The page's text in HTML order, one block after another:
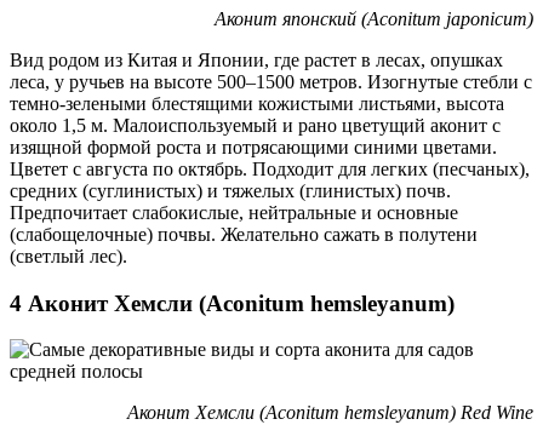
Аконит японский (Aconitum japonicum)
Вид родом из Китая и Японии, где растет в лесах, опушках
леса, у ручьев на высоте 500–1500 метров. Изогнутые стебли с
темно-зелеными блестящими кожистыми листьями, высота
около 1,5 м. Малоиспользуемый и рано цветущий аконит с
изящной формой роста и потрясающими синими цветами.
Цветет с августа по октябрь. Подходит для легких (песчаных),
средних (суглинистых) и тяжелых (глинистых) почв.
Предпочитает слабокислые, нейтральные и основные
(слабощелочные) почвы. Желательно сажать в полутени
(светлый лес).
4 Аконит Хемсли (Aconitum hemsleyanum)
Аконит Хемсли (Aconitum hemsleyanum) Red Wine